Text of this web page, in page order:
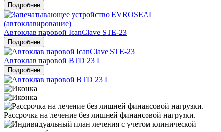
Подробнее
Автоклав паровой IcanClave STE-23
Подробнее
Автоклав паровой BTD 23 L
Подробнее
Рассрочка на лечение без лишней финансовой нагрузки.